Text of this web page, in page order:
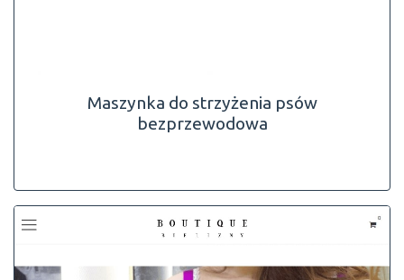
Maszynka do strzyżenia psów
bezprzewodowa